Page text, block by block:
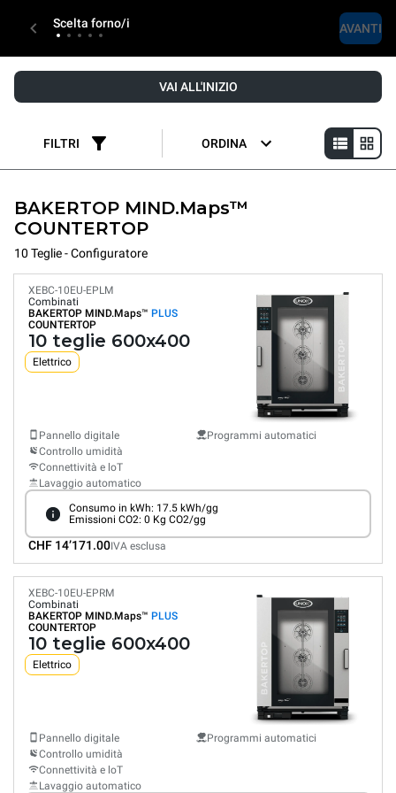
Scelta forno/i AVANTI
VAI ALL'INIZIO
FILTRI ORDINA
BAKERTOP MIND.Maps™
COUNTERTOP
10 Teglie - Configuratore
XEBC-10EU-EPLM
Combinati
BAKERTOP MIND.Maps™ PLUS
COUNTERTOP
10 teglie 600x400
Elettrico
Pannello digitale
Controllo umidità
Connettività e loT
Lavaggio automatico
Programmi automatici
Consumo in kWh: 17.5 kWh/gg
Emissioni CO2: 0 Kg CO2/gg
CHF 14’171.00IVA esclusa
XEBC-10EU-EPRM
Combinati
BAKERTOP MIND.Maps™ PLUS
COUNTERTOP
10 teglie 600x400
Elettrico
Pannello digitale
Controllo umidità
Connettività e loT
Lavaggio automatico
Programmi automatici